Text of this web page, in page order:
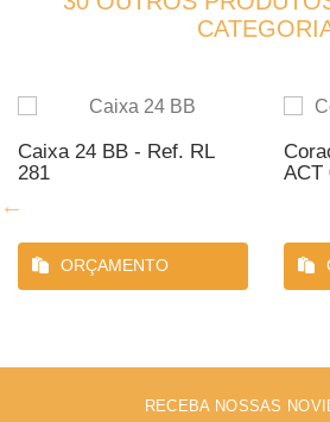
Caixa 24 BB - Ref. RL
281
ORÇAMENTO
ACT
RECEBA NOSSAS